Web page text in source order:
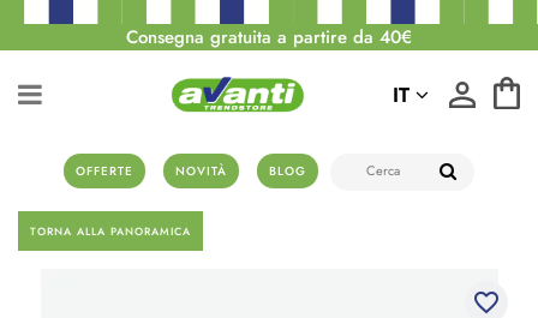
Consegna gratuita a partire da 40€
OFFERTE NOVITÀ BLOG
IT
TORNA ALLA PANORAMICA
favorite_border